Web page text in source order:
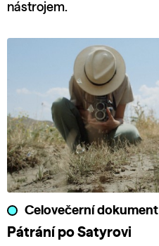
nástrojem.
Celovečerní dokument
Pátrání po Satyrovi